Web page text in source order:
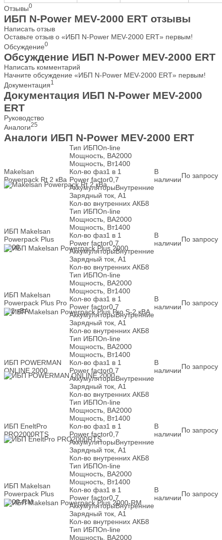
Отзывы0
ИБП N-Power MEV-2000 ERT отзывы
Написать отзыв
Оставьте отзыв о «ИБП N-Power MEV-2000 ERT» первым!
Обсуждение0
Обсуждение ИБП N-Power MEV-2000 ERT
Написать комментарий
Начните обсуждение «ИБП N-Power MEV-2000 ERT» первым!
Документация1
Документация ИБП N-Power MEV-2000
ERT
Руководство
Аналоги25
Аналоги ИБП N-Power MEV-2000 ERT
Makelsan
Powerpack Rt 2 кВа
Тип ИБПOn-line
Мощность, ВА2000
Мощность, Вт1400
Кол-во фаз1 в 1
Power factor0,7
АккумуляторыВнутренние
Зарядный ток, А1
Кол-во внутренних АКБ8
В
наличииПо запросу
ИБП Makelsan
Powerpack Plus
2000
Тип ИБПOn-line
Мощность, ВА2000
Мощность, Вт1400
Кол-во фаз1 в 1
Power factor0,7
АккумуляторыВнутренние
Зарядный ток, А1
Кол-во внутренних АКБ8
В
наличииПо запросу
ИБП Makelsan
Powerpack Plus Pro
S-2 кВА
Тип ИБПOn-line
Мощность, ВА2000
Мощность, Вт1400
Кол-во фаз1 в 1
Power factor0,7
АккумуляторыВнутренние
Зарядный ток, А1
Кол-во внутренних АКБ8
В
наличииПо запросу
ИБП POWERMAN
ONLINE 2000
Тип ИБПOn-line
Мощность, ВА2000
Мощность, Вт1400
Кол-во фаз1 в 1
Power factor0,7
АккумуляторыВнутренние
Зарядный ток, А1
Кол-во внутренних АКБ8
В
наличииПо запросу
ИБП EneltPro
PRO2000RTS
Тип ИБПOn-line
Мощность, ВА2000
Мощность, Вт1400
Кол-во фаз1 в 1
Power factor0,7
АккумуляторыВнутренние
Зарядный ток, А1
Кол-во внутренних АКБ8
В
наличииПо запросу
ИБП Makelsan
Powerpack Plus
2000-RM
Тип ИБПOn-line
Мощность, ВА2000
Мощность, Вт1400
Кол-во фаз1 в 1
Power factor0,7
АккумуляторыВнутренние
Зарядный ток, А1
Кол-во внутренних АКБ8
В
наличииПо запросу
Тип ИБПOn-line
Мощность, ВА2000